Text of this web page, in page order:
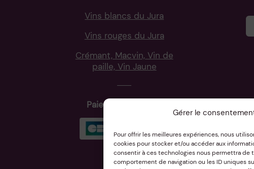
Gérer le
Pour offrir les meilleures expériences, nous
cookies pour stocker et/ou accéder aux
consentir à ces technologies nous permettra de
comportement de navigation ou les ID uniques
Vins blancs du Jura
Vins rouges du Jura
Crémant, Macvin, Vin de
paille, Vin Jaune
Paiement sécurisé